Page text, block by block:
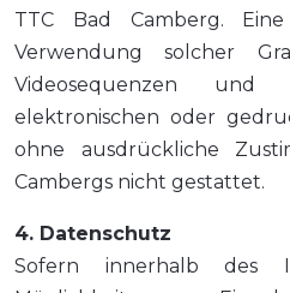
TTC Bad Camberg.
Verwendung solcher
Videosequenzen
elektronischen oder
ohne ausdrückliche
Cambergs nicht gestattet.
4. Datenschutz
Sofern innerhalb des